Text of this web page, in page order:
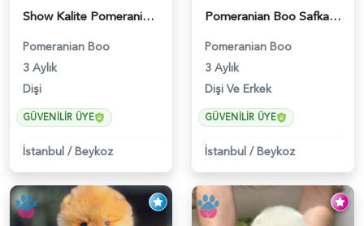
Show Kalite Pomeranian Boo Yavrusu | Teddy Face | Sağlık Garantili - 6175
Pomeranian Boo
3 Aylık
Dişi
GÜVENILIR ÜYE
İstanbul /Beykoz
Pomeranian Boo Safkan Yavrularımız - 6031
Pomeranian Boo
3 Aylık
Dişi Ve Erkek
GÜVENILIR ÜYE
İstanbul /Beykoz